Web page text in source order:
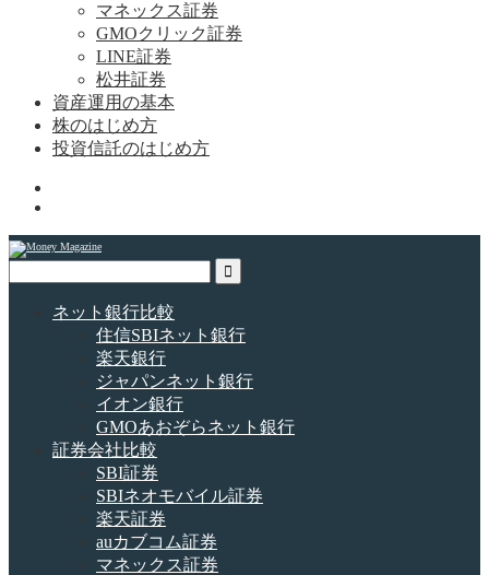
マネックス証券
GMOクリック証券
LINE証券
松井証券
資産運用の基本
株のはじめ方
投資信託のはじめ方
ネット銀行比較
住信SBIネット銀行
楽天銀行
ジャパンネット銀行
イオン銀行
GMOあおぞらネット銀行
証券会社比較
SBI証券
SBIネオモバイル証券
楽天証券
auカブコム証券
マネックス証券